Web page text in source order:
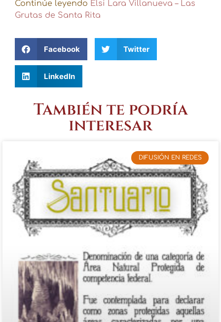
Continúe leyendo Elsi Lara Villanueva – Las
Grutas de Santa Rita
Facebook Twitter
LinkedIn
También te podría
interesar
DIFUSIÓN EN REDES